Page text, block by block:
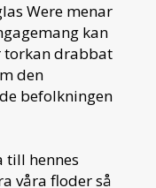
Were menar
kan
torkan drabbat
den
befolkningen
till hennes
våra floder så